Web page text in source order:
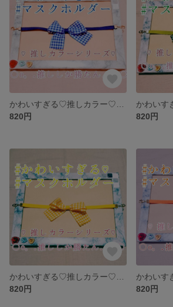
820円
820円
820円
820円